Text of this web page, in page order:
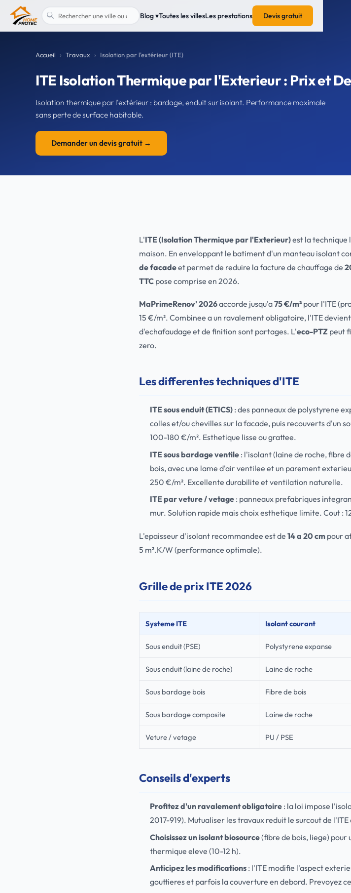
Blog ▾Toutes les villesLes prestations Devis gratuit
Accueil Travaux Isolation par l'extérieur (ITE)
ITE Isolation Thermique par l'Exterieur : Prix et
Isolation thermique par l'extérieur : bardage, enduit sur isolant. Performance maximale
sans perte de surface habitable.
Demander un devis gratuit →
L'ITE (Isolation Thermique par l'Exterieur)est la technique
maison. En enveloppant le batiment d'un manteau isolant
de facadeet permet de reduire la facture de chauffage de
TTC pose comprise en 2026.
MaPrimeRenov' 2026accorde jusqu'a75 €/m² pour l'ITE
15 €/m². Combinee a un ravalement obligatoire, l'ITE
d'echafaudage et de finition sont partages. L'eco-PTZ peut
zero.
Les differentes techniques d'ITE
ITE sous enduit (ETICS) : des panneaux de polystyrene
colles et/ou chevilles sur la facade, puis recouverts d'un
100-180 €/m². Esthetique lisse ou grattee.
ITE sous bardage ventile : l'isolant (laine de roche, fibre
bois, avec une lame d'air ventilee et un parement
250 €/m². Excellente durabilite et ventilation naturelle.
ITE par veture / vetage : panneaux prefabriques
mur. Solution rapide mais choix esthetique limite. Cout :
L'epaisseur d'isolant recommandee est de 14 a 20 cm pour
5 m².K/W (performance optimale).
Grille de prix ITE 2026
Systeme ITE Isolant courant
Sous enduit (PSE) Polystyrene expanse
Sous enduit (laine de roche) Laine de roche
Sous bardage bois Fibre de bois
Sous bardage composite Laine de roche
Veture / vetage PU / PSE
Conseils d'experts
Profitez d'un ravalement obligatoire : la loi impose
2017-919). Mutualiser les travaux reduit le surcout de l'ITE
Choisissez un isolant biosource(fibre de bois, liege)
thermique eleve (10-12 h).
Anticipez les modifications : l'ITE modifie l'aspect
gouttieres et parfois la couverture en debord. Prevoyez